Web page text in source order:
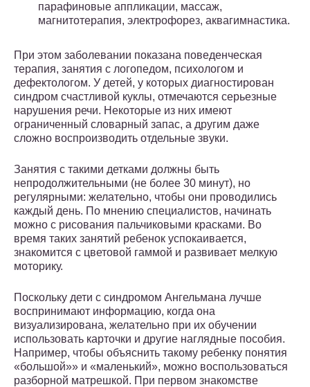
парафиновые аппликации, массаж,
магнитотерапия, электрофорез, аквагимнастика.
При этом заболевании показана поведенческая
терапия, занятия с логопедом, психологом и
дефектологом. У детей, у которых диагностирован
синдром счастливой куклы, отмечаются серьезные
нарушения речи. Некоторые из них имеют
ограниченный словарный запас, а другим даже
сложно воспроизводить отдельные звуки.
Занятия с такими детками должны быть
непродолжительными (не более 30 минут), но
регулярными: желательно, чтобы они проводились
каждый день. По мнению специалистов, начинать
можно с рисования пальчиковыми красками. Во
время таких занятий ребенок успокаивается,
знакомится с цветовой гаммой и развивает мелкую
моторику.
Поскольку дети с синдромом Ангельмана лучше
воспринимают информацию, когда она
визуализирована, желательно при их обучении
использовать карточки и другие наглядные пособия.
Например, чтобы объяснить такому ребенку понятия
«большой»» и «маленький», можно воспользоваться
разборной матрешкой. При первом знакомстве